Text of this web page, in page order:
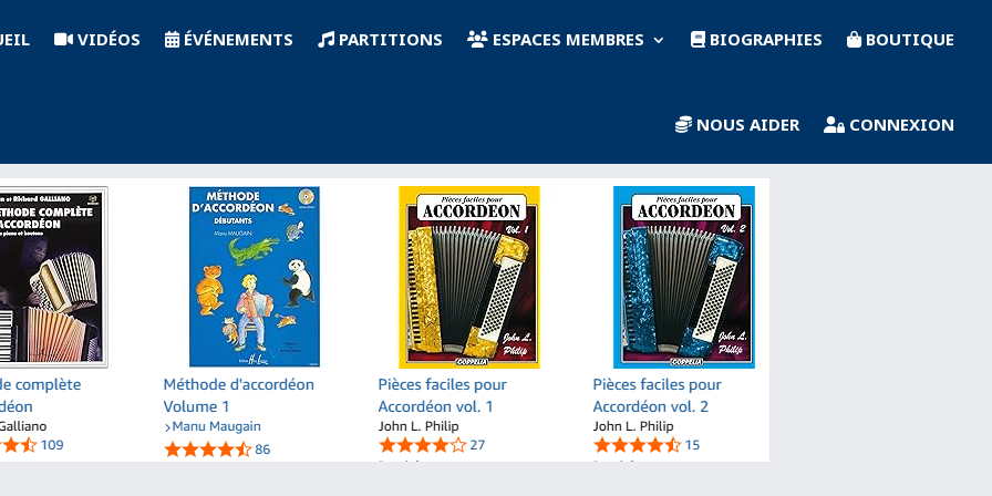
VIDÉOS ÉVÉNEMENTS PARTITIONS ESPACES MEMBRES BIOGRAPHIES BOUTIQUE
NOUS AIDER CONNEXION